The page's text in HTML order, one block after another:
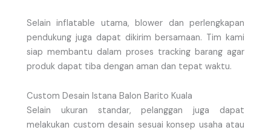
Selain inflatable utama, blower dan perlengkapan
pendukung juga dapat dikirim bersamaan. Tim kami
siap membantu dalam proses tracking barang agar
produk dapat tiba dengan aman dan tepat waktu.
Custom Desain Istana Balon Barito Kuala
Selain ukuran standar, pelanggan juga dapat
melakukan custom desain sesuai konsep usaha atau